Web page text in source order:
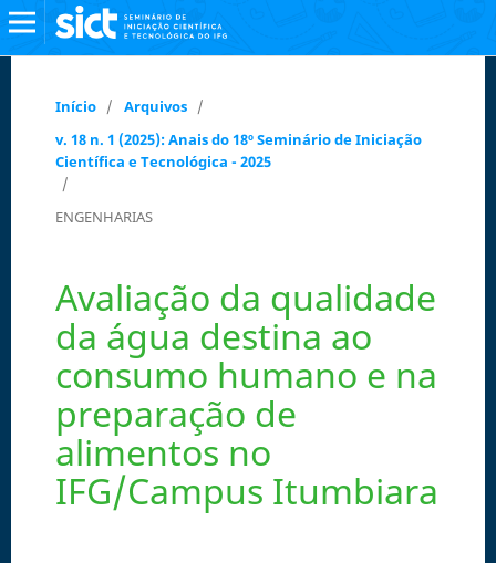
Início / Arquivos /
v. 18 n. 1 (2025): Anais do 18º Seminário de Iniciação
Científica e Tecnológica - 2025
/
ENGENHARIAS
Avaliação da qualidade
da água destina ao
consumo humano e na
preparação de
alimentos no
IFG/Campus Itumbiara